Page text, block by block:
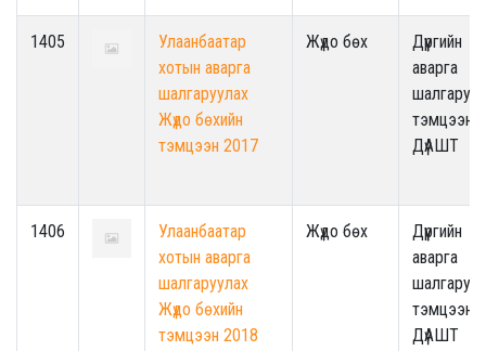
1405
Улаанбаатар
хотын аварга
шалгаруулах
Жүдо бөхийн
тэмцээн 2017
Жүдо бөх
Дүүргийн
аварга
тэмцээн /
ДүАШТ
1406
Улаанбаатар
хотын аварга
шалгаруулах
Жүдо бөхийн
тэмцээн 2018
Жүдо бөх
Дүүргийн
аварга
тэмцээн /
ДүАШТ